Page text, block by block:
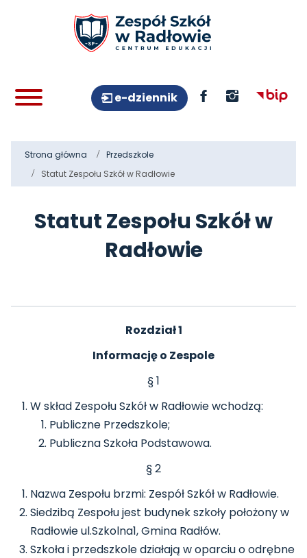
e-dziennik
Strona główna
Przedszkole
Statut Zespołu Szkół w Radłowie
Statut Zespołu Szkół w
Radłowie
Rozdział 1
Informację o Zespole
§ 1
W skład Zespołu Szkół w Radłowie wchodzą:
Publiczne Przedszkole;
Publiczna Szkoła Podstawowa.
§ 2
Nazwa Zespołu brzmi: Zespół Szkół w Radłowie.
Siedzibą Zespołu jest budynek szkoły położony w
Radłowie ul.Szkolna1, Gmina Radłów.
Szkoła i przedszkole działają w oparciu o odrębne